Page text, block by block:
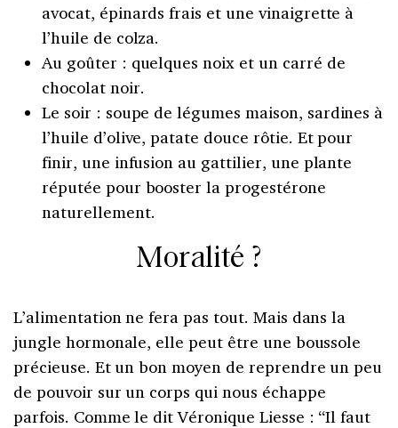
avocat, épinards frais et une vinaigrette à
l’huile de colza.
Au goûter : quelques noix et un carré de
chocolat noir.
Le soir : soupe de légumes maison, sardines à
l’huile d’olive, patate douce rôtie. Et pour
finir, une infusion au gattilier, une plante
réputée pour booster la progestérone
naturellement.
Moralité ?
L’alimentation ne fera pas tout. Mais dans la
jungle hormonale, elle peut être une boussole
précieuse. Et un bon moyen de reprendre un peu
de pouvoir sur un corps qui nous échappe
parfois. Comme le dit Véronique Liesse : “Il faut